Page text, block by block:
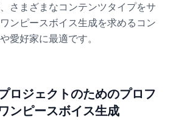
さまざまなコンテンツタイプをサ
ンピースボイス生成を求めるコン
愛好家に最適です。
ロジェクトのためのプロフ
ンピースボイス生成